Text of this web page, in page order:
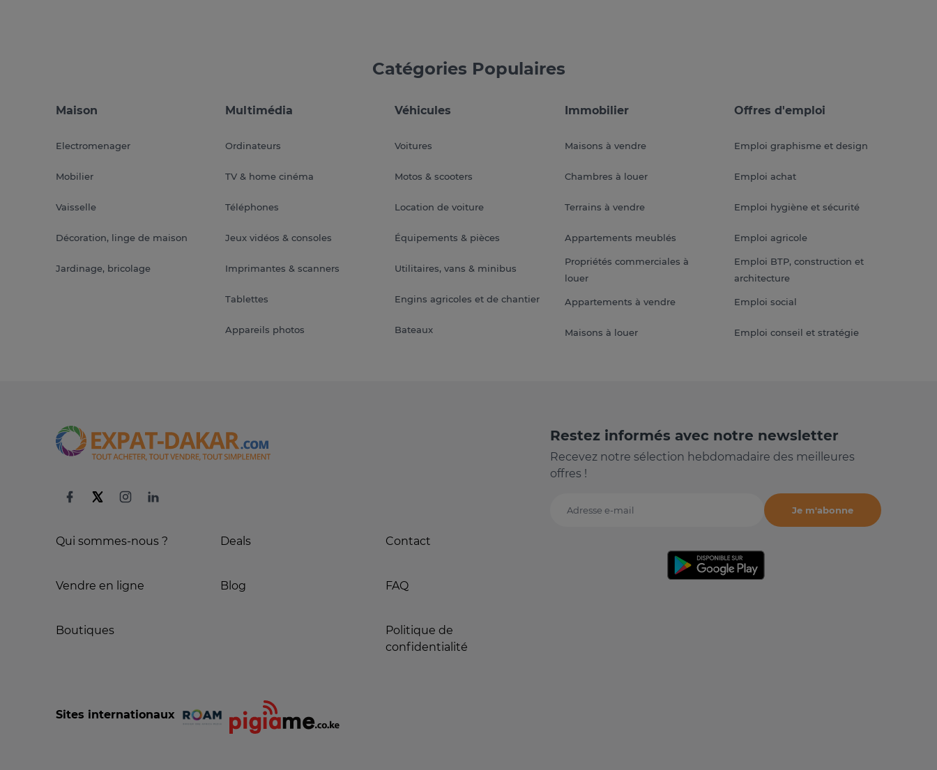
Catégories Populaires
Maison
Electromenager
Mobilier
Vaisselle
Décoration, linge de maison
Jardinage, bricolage
Multimédia
Ordinateurs
TV & home cinéma
Téléphones
Jeux vidéos & consoles
Imprimantes & scanners
Tablettes
Appareils photos
Véhicules
Voitures
Motos & scooters
Location de voiture
Équipements & pièces
Utilitaires, vans & minibus
Engins agricoles et de chantier
Bateaux
Immobilier
Maisons à vendre
Chambres à louer
Terrains à vendre
Appartements meublés
Propriétés commerciales à
louer
Appartements à vendre
Maisons à louer
Offres d'emploi
Emploi graphisme et design
Emploi achat
Emploi hygiène et sécurité
Emploi agricole
Emploi BTP, construction et
architecture
Emploi social
Emploi conseil et stratégie
Qui sommes-nous ?
Vendre en ligne
Boutiques
Deals
Blog
Contact
FAQ
Politique de
confidentialité
Restez informés avec notre newsletter
Recevez notre sélection hebdomadaire des meilleures
offres !
Adresse e-mail
Je m'abonne
Sites internationaux